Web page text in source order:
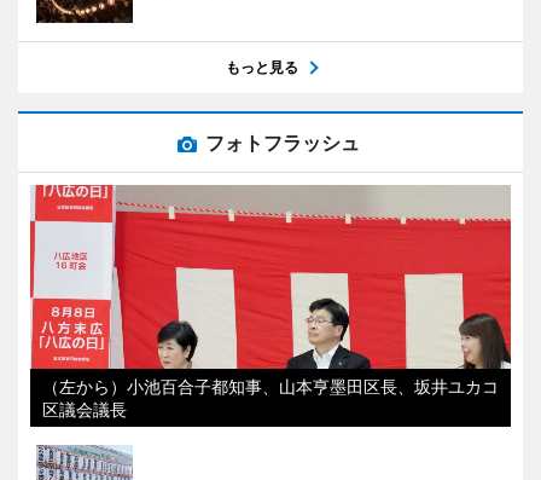
もっと見る
フォトフラッシュ
（左から）小池百合子都知事、山本亨墨田区長、坂井ユカコ
区議会議長